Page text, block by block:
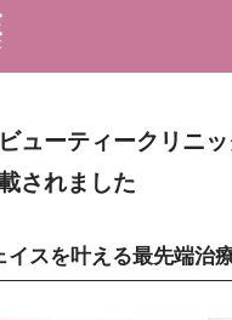
ューティークリニ
されました
イスを叶える最先端治